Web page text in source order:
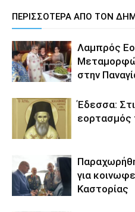
ΠΕΡΙΣΣΟΤΕΡΑ ΑΠΟ ΤΟΝ
Λαμπρός
στην
Έδεσσα:
εορτασμός
για
Καστορίας